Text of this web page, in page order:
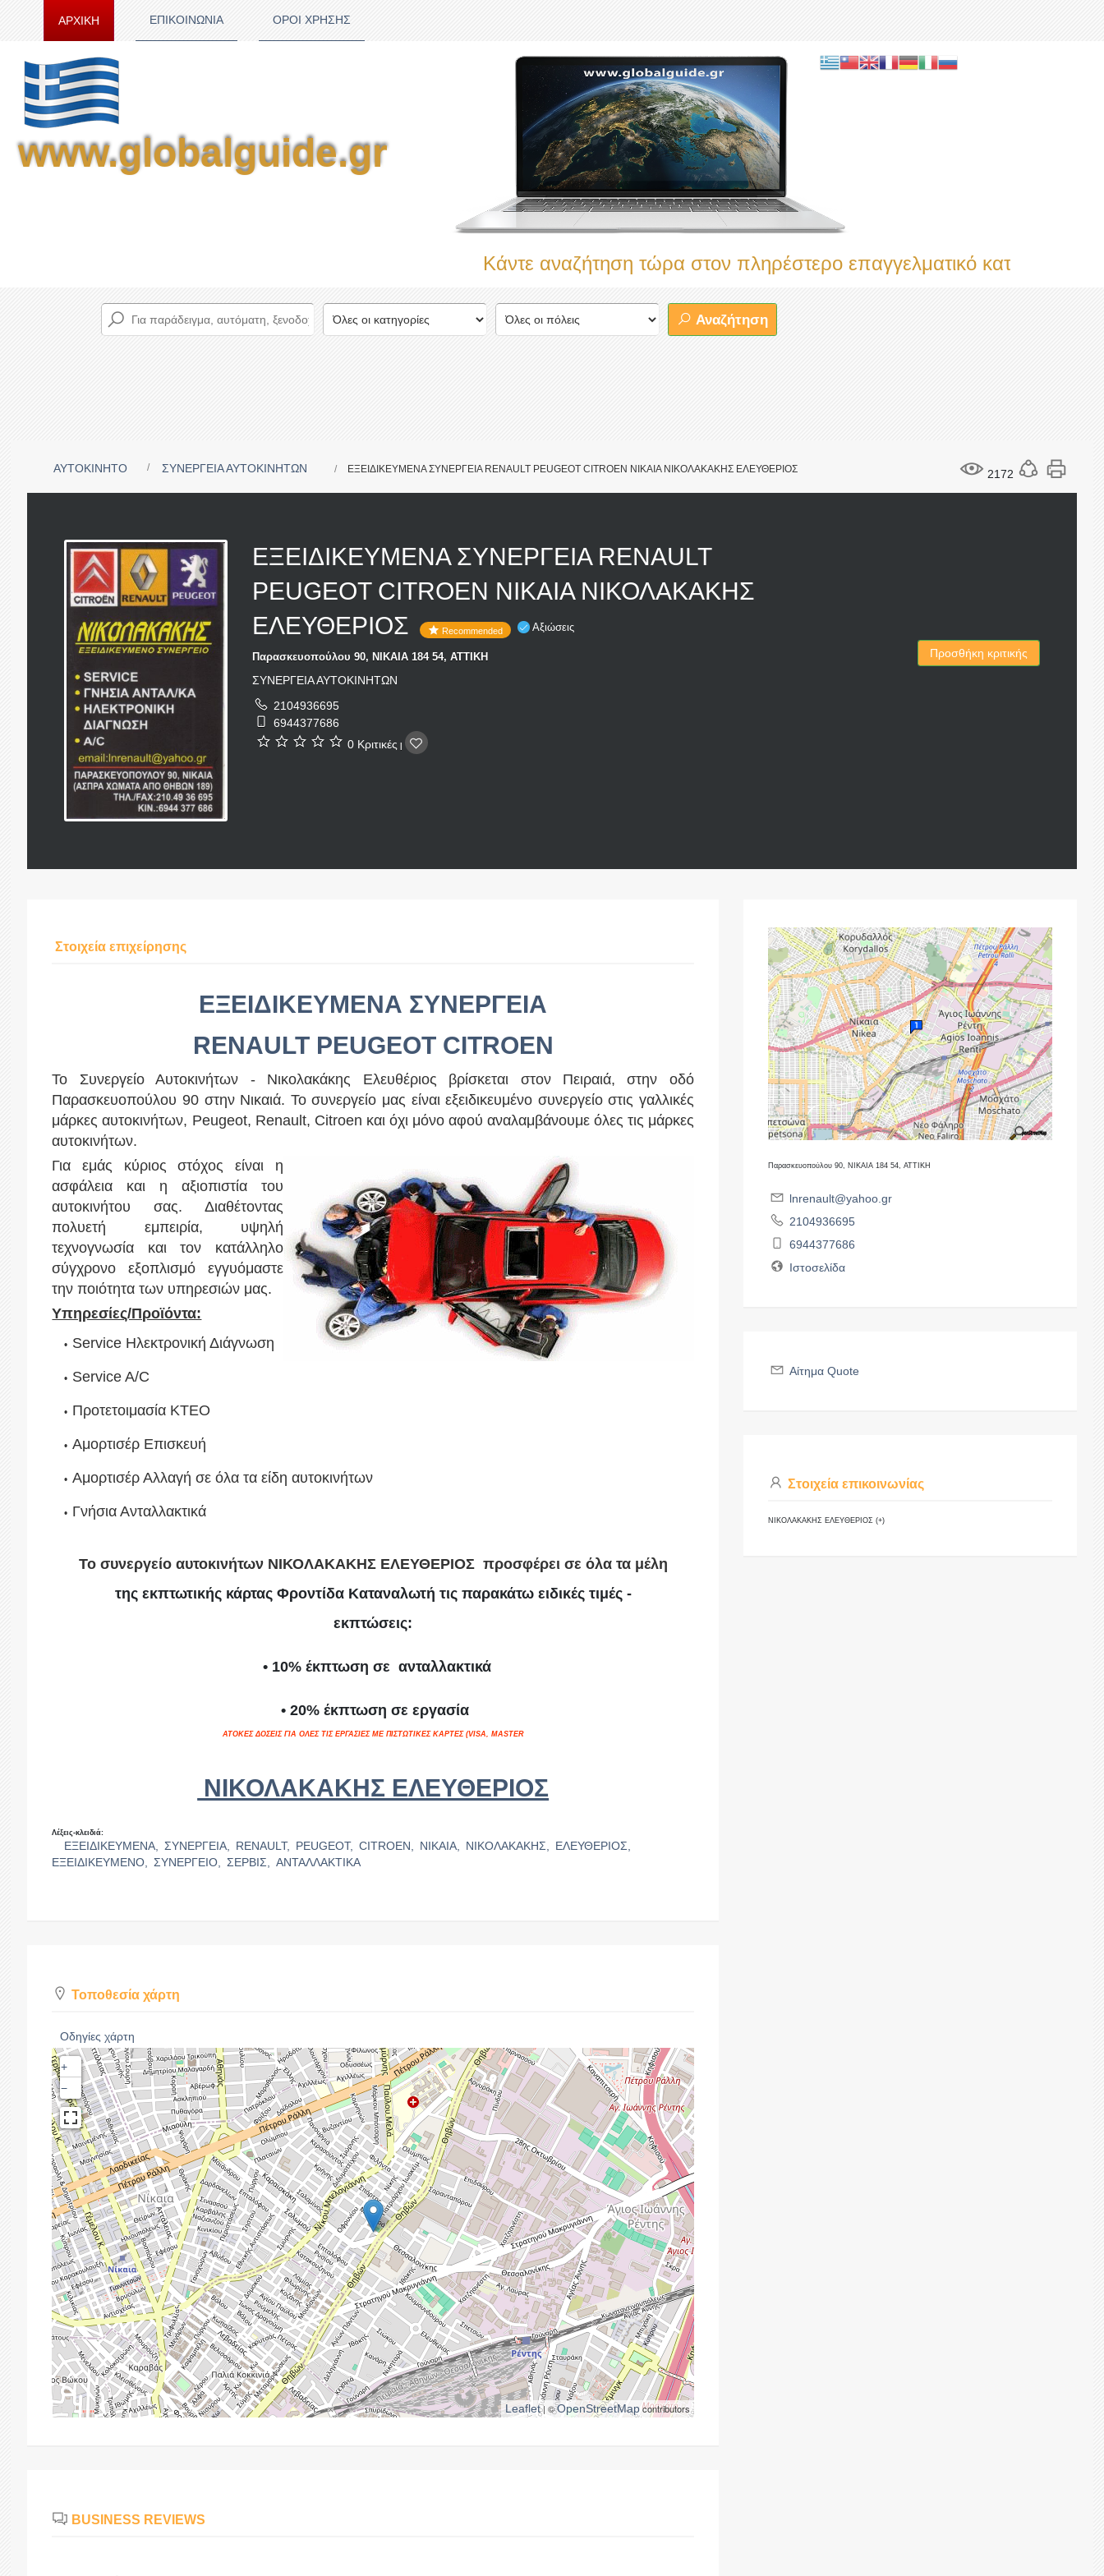
ΑΡΧΙΚΗ ΕΠΙΚΟΙΝΩΝΙΑ ΟΡΟΙ ΧΡΗΣΗΣ
www.globalguide.gr
Κάντε αναζήτηση τώρα στον πληρέστερο επαγγελματικό κατάλογο
Αναζήτηση
2172
ΑΥΤΟΚΙΝΗΤΟ ΣΥΝΕΡΓΕΙΑ ΑΥΤΟΚΙΝΗΤΩΝ ΕΞΕΙΔΙΚΕΥΜΕΝΑ ΣΥΝΕΡΓΕΙΑ RENAULT PEUGEOT CITROEN ΝΙΚΑΙΑ ΝΙΚΟΛΑΚΑΚΗΣ ΕΛΕΥΘΕΡΙΟΣ
ΕΞΕΙΔΙΚΕΥΜΕΝΑ ΣΥΝΕΡΓΕΙΑ RENAULT
PEUGEOT CITROEN ΝΙΚΑΙΑ ΝΙΚΟΛΑΚΑΚΗΣ
ΕΛΕΥΘΕΡΙΟΣ
Recommended Αξιώσεις
Παρασκευοπούλου 90, ΝΙΚΑΙΑ 184 54, ΑΤΤΙΚΗ
ΣΥΝΕΡΓΕΙΑ ΑΥΤΟΚΙΝΗΤΩΝ
2104936695
6944377686
0 Κριτικές
Προσθήκη κριτικής
Στοιχεία επιχείρησης
ΕΞΕΙΔΙΚΕΥΜΕΝΑ ΣΥΝΕΡΓΕΙΑ
RENAULT PEUGEOT CITROEN
Το Συνεργείο Αυτοκινήτων - Νικολακάκης Ελευθέριος βρίσκεται στον Πειραιά, στην οδό
Παρασκευοπούλου 90 στην Νικαιά. Το συνεργείο μας είναι εξειδικευμένο συνεργείο στις γαλλικές
μάρκες αυτοκινήτων, Peugeot, Renault, Citroen και όχι μόνο αφού αναλαμβάνουμε όλες τις μάρκες
αυτοκινήτων.
Για εμάς κύριος στόχος είναι η
ασφάλεια και η αξιοπιστία του
αυτοκινήτου σας. Διαθέτοντας
πολυετή εμπειρία, υψηλή
τεχνογνωσία και τον κατάλληλο
σύγχρονο εξοπλισμό εγγυόμαστε
την ποιότητα των υπηρεσιών μας.
Υπηρεσίες/Προϊόντα:
Service Ηλεκτρονική Διάγνωση
Service A/C
Προτετοιμασία ΚΤΕΟ
Αμορτισέρ Επισκευή
Αμορτισέρ Αλλαγή σε όλα τα είδη αυτοκινήτων
Γνήσια Ανταλλακτικά
Το συνεργείο αυτοκινήτων ΝΙΚΟΛΑΚΑΚΗΣ ΕΛΕΥΘΕΡΙΟΣ προσφέρει σε όλα τα μέλη
της εκπτωτικής κάρτας Φροντίδα Καταναλωτή τις παρακάτω ειδικές τιμές -
εκπτώσεις:
• 10% έκπτωση σε ανταλλακτικά
• 20% έκπτωση σε εργασία
ΑΤΟΚΕΣ ΔΟΣΕΙΣ ΓΙΑ ΟΛΕΣ ΤΙΣ ΕΡΓΑΣΙΕΣ ΜΕ ΠΙΣΤΩΤΙΚΕΣ ΚΑΡΤΕΣ (VISA, MASTER
ΝΙΚΟΛΑΚΑΚΗΣ ΕΛΕΥΘΕΡΙΟΣ
Λέξεις-κλειδιά:
ΕΞΕΙΔΙΚΕΥΜΕΝΑ, ΣΥΝΕΡΓΕΙΑ, RENAULT, PEUGEOT, CITROEN, ΝΙΚΑΙΑ, ΝΙΚΟΛΑΚΑΚΗΣ,
ΕΛΕΥΘΕΡΙΟΣ,
ΕΞΕΙΔΙΚΕΥΜΕΝΟ,
ΣΥΝΕΡΓΕΙΟ, ΣΕΡΒΙΣ, ΑΝΤΑΛΛΑΚΤΙΚΑ
Τοποθεσία χάρτη
Οδηγίες χάρτη
+
−
Leaflet| ©OpenStreetMapcontributors
BUSINESS REVIEWS
Παρασκευοπούλου 90, ΝΙΚΑΙΑ 184 54, ΑΤΤΙΚΗ
lnrenault@yahoo.gr
2104936695
6944377686
Ιστοσελίδα
Αίτημα Quote
Στοιχεία επικοινωνίας
ΝΙΚΟΛΑΚΑΚΗΣ ΕΛΕΥΘΕΡΙΟΣ (+)